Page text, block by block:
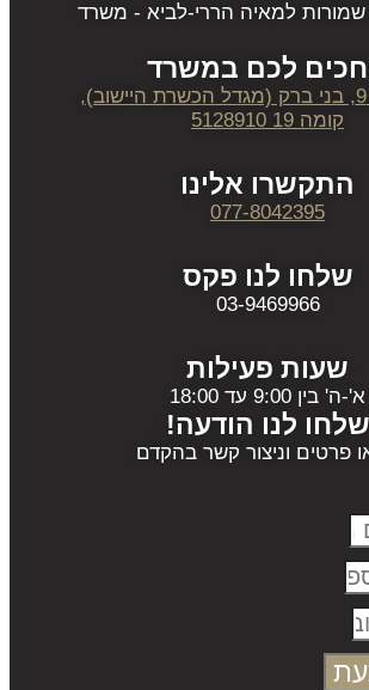
למאיה הררי-לביא - משרד
לכם במשרד
9, בני ברק (מגדל הכשרת היישוב),
קומה 19 5128910
התקשרו אלינו
077-8042395
שלחו לנו פקס
03-9469966
שעות פעילות
9:00 עד 18:00
לנו הודעה!
וניצור קשר בהקדם